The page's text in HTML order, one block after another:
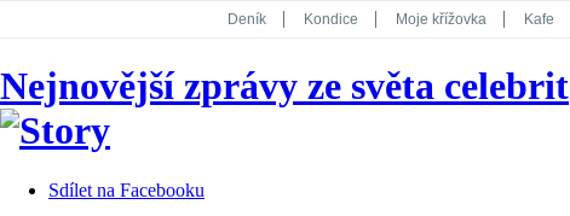
Deník Kondice Moje křížovka Kafe
Koktejl
Nejnovější zprávy ze světa celebrit
Sdílet na Facebooku